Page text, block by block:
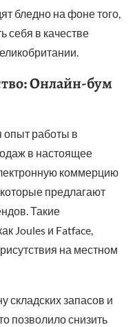
бледно на фоне того,
себя в качестве
Онлайн-бум
опыт работы в
в настоящее
коммерцию
предлагают
Такие
Joules и Fatface,
на местном
складских запасов и
позволило снизить